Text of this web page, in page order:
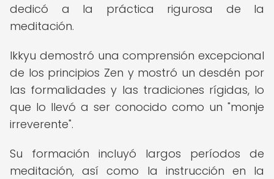
dedicó a la práctica rigurosa de la
meditación.
Ikkyu demostró una comprensión excepcional
de los principios Zen y mostró un desdén por
las formalidades y las tradiciones rígidas, lo
que lo llevó a ser conocido como un "monje
irreverente".
Su formación incluyó largos períodos de
meditación, así como la instrucción en la